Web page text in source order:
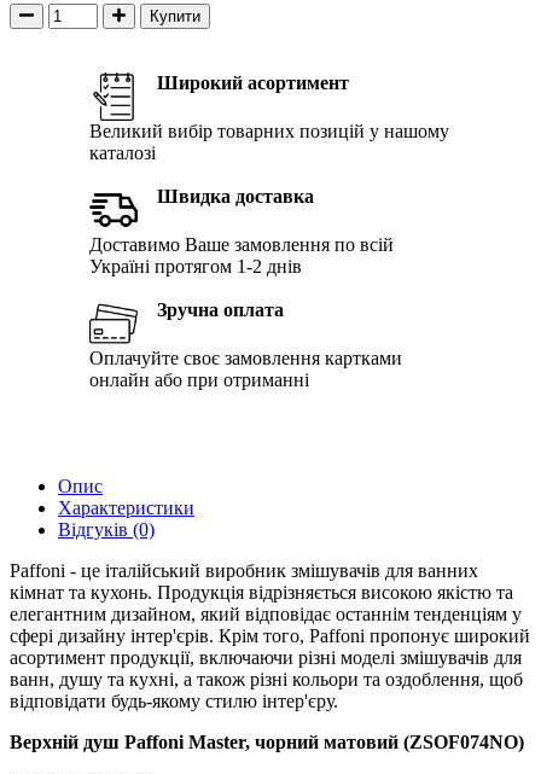
Купити
Широкий асортимент
Великий вибір товарних позицій у нашому
каталозі
Швидка доставка
Доставимо Ваше замовлення по всій
Україні протягом 1-2 днів
Зручна оплата
Оплачуйте своє замовлення картками
онлайн або при отриманні
Опис
Характеристики
Відгуків (0)
Paffoni - це італійський виробник змішувачів для ванних
кімнат та кухонь. Продукція відрізняється високою якістю та
елегантним дизайном, який відповідає останнім тенденціям у
сфері дизайну інтер'єрів. Крім того, Paffoni пропонує широкий
асортимент продукції, включаючи різні моделі змішувачів для
ванн, душу та кухні, а також різні кольори та оздоблення, щоб
відповідати будь-якому стилю інтер'єру.
Верхній душ Paffoni Master, чорний матовий (ZSOF074NO)